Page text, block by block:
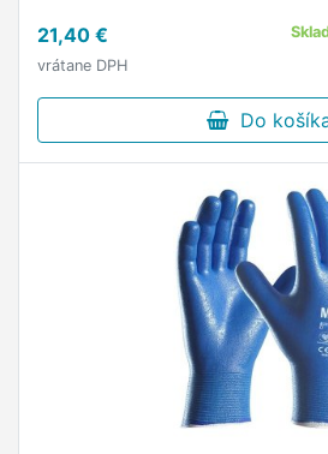
Absencia chemických …
21,40 €
vrátane DPH
Do